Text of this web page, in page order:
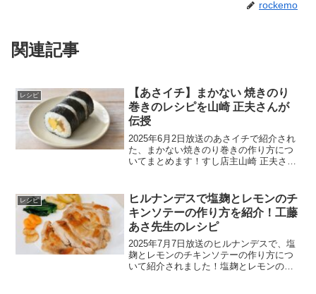
rockemo
関連記事
レシピ
【あさイチ】まかない 焼きのり
巻きのレシピを山崎 正夫さんが
伝授
2025年6月2日放送のあさイチで紹介され
た、まかない焼きのり巻きの作り方につ
いてまとめます！すし店主山崎 正夫さん
料焼きのり：2枚酢飯：適量柚子胡椒：適
量おかか：...
レシピ
ヒルナンデスで塩麹とレモンのチ
キンソテーの作り方を紹介！工藤
あさ先生のレシピ
2025年7月7日放送のヒルナンデスで、塩
麹とレモンのチキンソテーの作り方につ
いて紹介されました！塩麹とレモンのチ